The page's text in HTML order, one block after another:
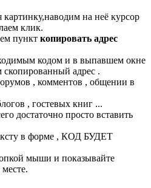
на неё курсор
клик.
пункт копировать адрес
кодом и в выпавшем окне
скопированный адрес .
, комментов , общении в
, гостевых книг ...
достаточно просто вставить
в форме , КОД БУДЕТ
мыши и показывайте